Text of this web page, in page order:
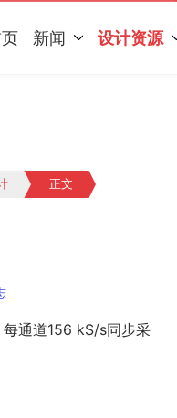
新闻 设计资源
正文
通道156 kS/s同步采